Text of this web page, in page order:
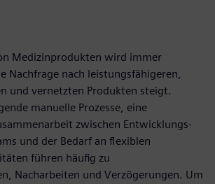
Medizinprodukten wird immer
Nachfrage nach leistungsfähigeren,
und vernetzten Produkten steigt.
manuelle Prozesse, eine
zwischen Entwicklungs-
und der Bedarf an flexiblen
führen häufig zu
Nacharbeiten und Verzögerungen. Um